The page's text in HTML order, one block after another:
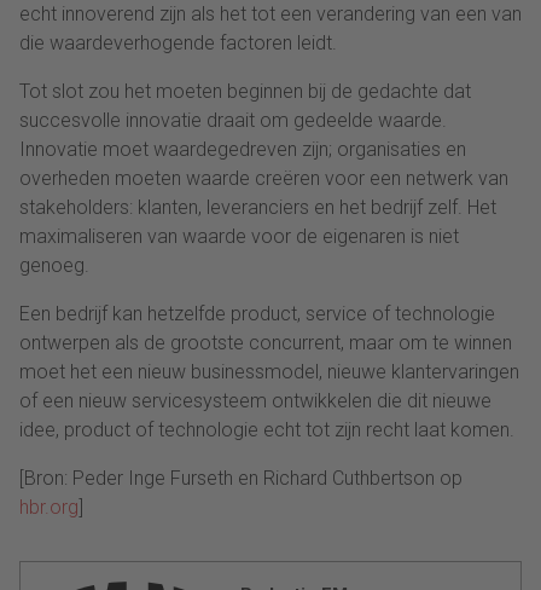
echt innoverend zijn als het tot een verandering van een van
die waardeverhogende factoren leidt.
Tot slot zou het moeten beginnen bij de gedachte dat
succesvolle innovatie draait om gedeelde waarde.
Innovatie moet waardegedreven zijn; organisaties en
overheden moeten waarde creëren voor een netwerk van
stakeholders: klanten, leveranciers en het bedrijf zelf. Het
maximaliseren van waarde voor de eigenaren is niet
genoeg.
Een bedrijf kan hetzelfde product, service of technologie
ontwerpen als de grootste concurrent, maar om te winnen
moet het een nieuw businessmodel, nieuwe klantervaringen
of een nieuw servicesysteem ontwikkelen die dit nieuwe
idee, product of technologie echt tot zijn recht laat komen.
[Bron: Peder Inge Furseth en Richard Cuthbertson op
hbr.org]